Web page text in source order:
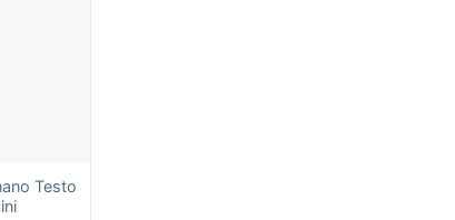
Testo